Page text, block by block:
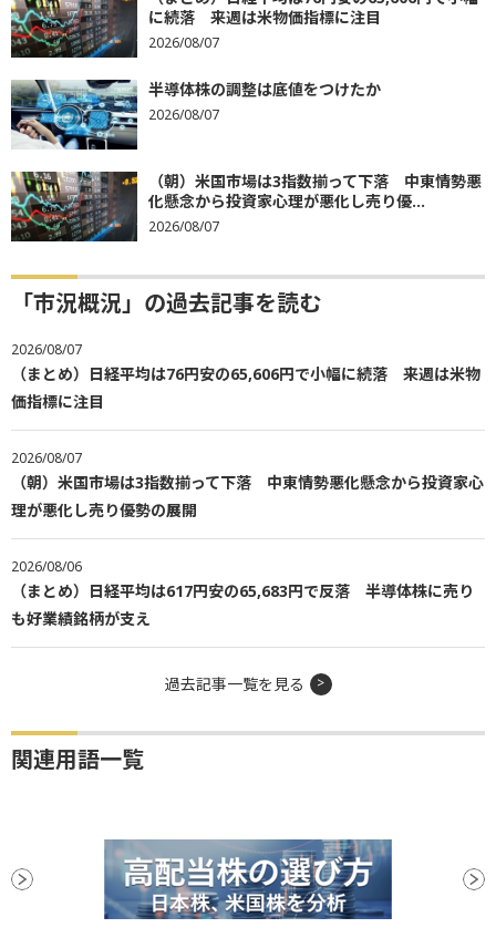
に続落 来週は米物価指標に注目
2026/08/07
半導体株の調整は底値をつけたか
2026/08/07
（朝）米国市場は3指数揃って下落 中東情勢悪
化懸念から投資家心理が悪化し売り優...
2026/08/07
「市況概況」の過去記事を読む
2026/08/07
（まとめ）日経平均は76円安の65,606円で小幅に続落 来週は米物
価指標に注目
2026/08/07
（朝）米国市場は3指数揃って下落 中東情勢悪化懸念から投資家心
理が悪化し売り優勢の展開
2026/08/06
（まとめ）日経平均は617円安の65,683円で反落 半導体株に売り
も好業績銘柄が支え
過去記事一覧を見る
関連用語一覧